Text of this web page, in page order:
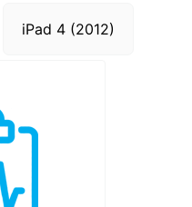
iPad 4 (2012)